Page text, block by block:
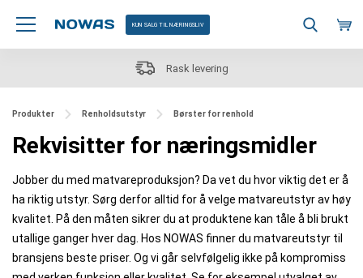
KUN SALG TIL NÆRINGSLIV
Rask levering
Produkter Renholdsutstyr Børster for renhold
Rekvisitter for næringsmidler
Jobber du med matvareproduksjon? Da vet du hvor viktig det er å
ha riktig utstyr. Sørg derfor alltid for å velge matvareutstyr av høy
kvalitet. På den måten sikrer du at produktene kan tåle å bli brukt
utallige ganger hver dag. Hos NOWAS finner du matvareutstyr til
bransjens beste priser. Og vi går selvfølgelig ikke på kompromiss